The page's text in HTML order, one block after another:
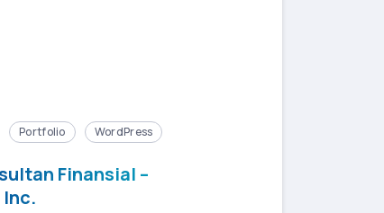
Portfolio WordPress
Finansial –